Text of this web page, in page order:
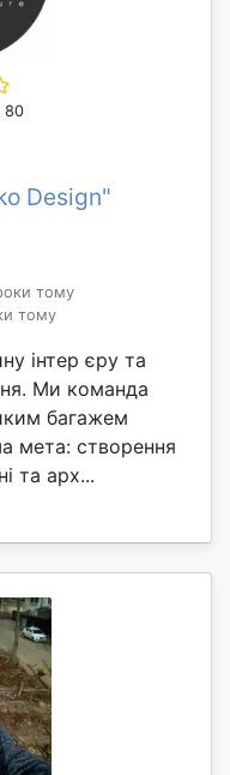
80
Design"
тому
тому
інтер єру та
Ми команда
багажем
мета: створення
та арх...